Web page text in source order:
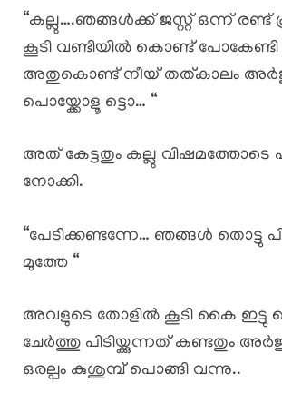
“കല്ലു….ഞങ്ങൾക്ക് ജസ്റ്റ്‌ ഒന്ന്
കൂടി വണ്ടിയിൽ കൊണ്ട് പോകേണ്ടി
അതുകൊണ്ട് നീയ് തത്കാലം
പൊയ്ക്കോളൂ ട്ടൊ… “
അത് കേട്ടതും കല്ലു വിഷമത്തോടെ
നോക്കി.
“പേടിക്കണ്ടന്നേ… ഞങ്ങൾ തൊട്ടു
മുത്തേ “
അവളുടെ തോളിൽ കൂടി കൈ ഇട്ടു
ചേർത്തു പിടിയ്ക്കുന്നത് കണ്ടതും
ഒരല്പം കുശുമ്പ് പൊങ്ങി വന്നു..